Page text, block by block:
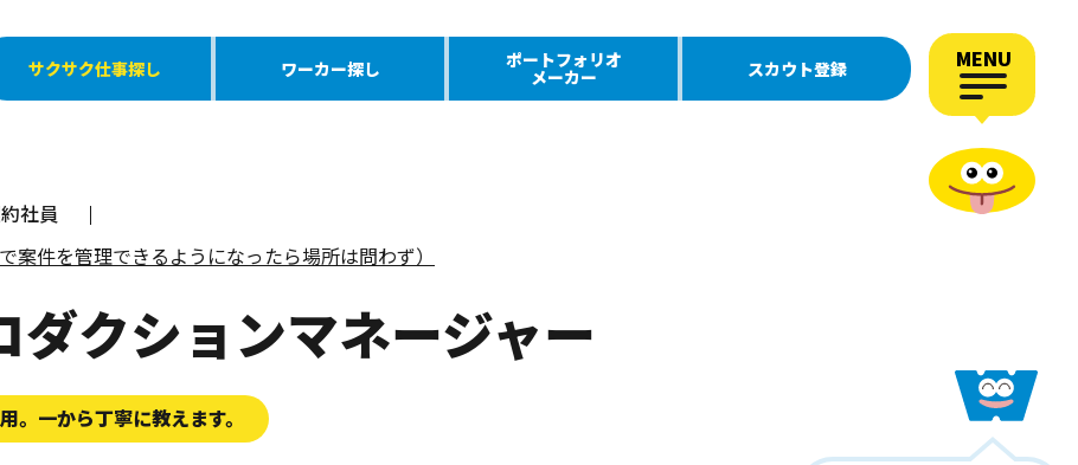
サクサク仕事探し ワーカー探し ポートフォリオ
メーカー スカウト登録 MENU
社員
案件を管理できるようになったら場所は問わず）
ダクションマネージャー
。一から丁寧に教えます。